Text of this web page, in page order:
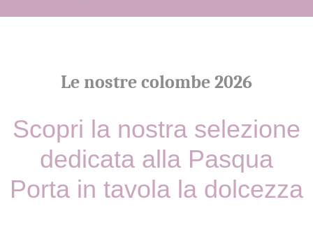
Le nostre colombe 2026
Scopri la nostra selezione
dedicata alla Pasqua
Porta in tavola la dolcezza